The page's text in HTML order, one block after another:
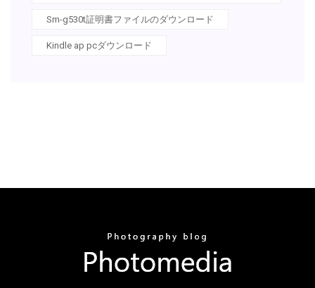
Sm-g530t証明書ファイルのダウンロード
Kindle ap pcダウンロード